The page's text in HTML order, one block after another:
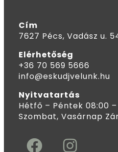
Cím
7627 Pécs, Vadász u.
Elérhetőség
+36 70 569 5666
info@eskudjvelunk.hu
Nyitvatartás
Hétfő – Péntek 08:00 –
Szombat, Vasárnap